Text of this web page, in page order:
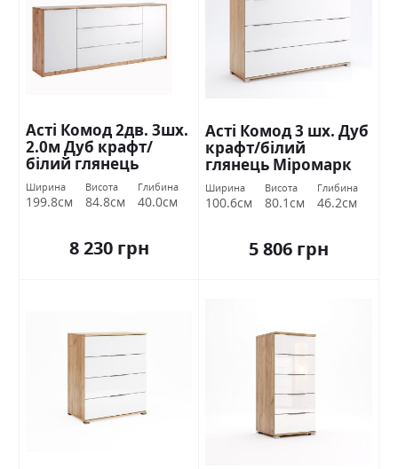
Асті Комод 2дв. 3шх.
2.0м Дуб крафт/
білий глянець
Міромарк
Ширина
199.8см
Висота
84.8см
Глибина
40.0см
8 230 грн
Асті Комод 3 шх. Дуб
крафт/білий
глянець Міромарк
Ширина
100.6см
Висота
80.1см
Глибина
46.2см
5 806 грн